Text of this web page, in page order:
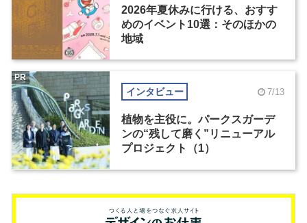
2026年夏休みに行ける、おすす
めのイベント10選：そのほかの
地域
インタビュー 7/13
植物を主役に。パークスガーデ
ンの“残して磨く”リニューアル
プロジェクト（1）
PR